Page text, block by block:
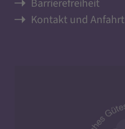
Barrierefreiheit
Kontakt und Anfahrt